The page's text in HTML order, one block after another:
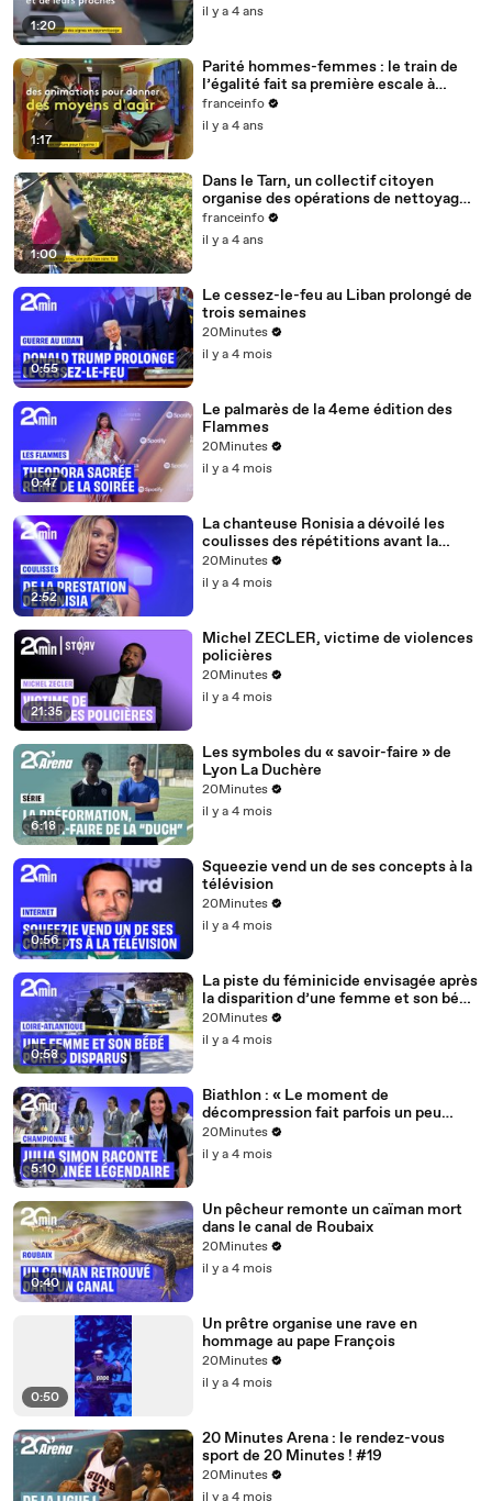
1:20
il y a 4 ans
1:17
Parité hommes-femmes : le train de
l’égalité fait sa première escale à
Nantes
franceinfo
il y a 4 ans
1:00
Dans le Tarn, un collectif citoyen
organise des opérations de nettoyage
de la rivière Cérou
franceinfo
il y a 4 ans
0:55
Le cessez-le-feu au Liban prolongé de
trois semaines
20Minutes
il y a 4 mois
0:47
Le palmarès de la 4eme édition des
Flammes
20Minutes
il y a 4 mois
2:52
La chanteuse Ronisia a dévoilé les
coulisses des répétitions avant la
quatrième édition des Flammes
20Minutes
il y a 4 mois
21:35
Michel ZECLER, victime de violences
policières
20Minutes
il y a 4 mois
6:18
Les symboles du « savoir-faire » de
Lyon La Duchère
20Minutes
il y a 4 mois
0:56
Squeezie vend un de ses concepts à la
télévision
20Minutes
il y a 4 mois
0:58
La piste du féminicide envisagée après
la disparition d’une femme et son bébé
de 15 mois près de Nantes
20Minutes
il y a 4 mois
5:10
Biathlon : « Le moment de
décompression fait parfois un peu
peur »... Julia Simon et l'après saison
olympique
20Minutes
il y a 4 mois
0:40
Un pêcheur remonte un caïman mort
dans le canal de Roubaix
20Minutes
il y a 4 mois
0:50
Un prêtre organise une rave en
hommage au pape François
20Minutes
il y a 4 mois
20 Minutes Arena : le rendez-vous
sport de 20 Minutes ! #19
20Minutes